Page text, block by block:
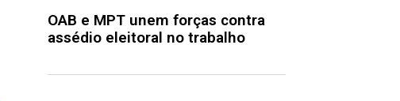
OAB e MPT unem forças contra
assédio eleitoral no trabalho